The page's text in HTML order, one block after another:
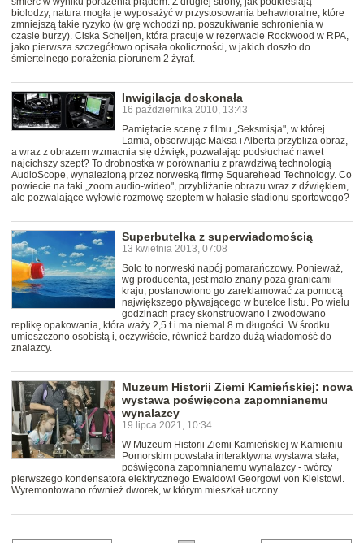
biolodzy, natura mogła je wyposażyć w przystosowania behawioralne, które
zmniejszą takie ryzyko (w grę wchodzi np. poszukiwanie schronienia w
czasie burzy). Ciska Scheijen, która pracuje w rezerwacie Rockwood w RPA,
jako pierwsza szczegółowo opisała okoliczności, w jakich doszło do
śmiertelnego porażenia piorunem 2 żyraf.
Inwigilacja doskonała
16 października 2010, 13:43
Pamiętacie scenę z filmu „Seksmisja", w której
Lamia, obserwując Maksa i Alberta przybliża obraz,
a wraz z obrazem wzmacnia się dźwięk, pozwalając podsłuchać nawet
najcichszy szept? To drobnostka w porównaniu z prawdziwą technologią
AudioScope, wynalezioną przez norweską firmę Squarehead Technology. Co
powiecie na taki „zoom audio-wideo", przybliżanie obrazu wraz z dźwiękiem,
ale pozwalające wyłowić rozmowę szeptem w hałasie stadionu sportowego?
Superbutelka z superwiadomością
13 kwietnia 2013, 07:08
Solo to norweski napój pomarańczowy. Ponieważ,
wg producenta, jest mało znany poza granicami
kraju, postanowiono go zareklamować za pomocą
największego pływającego w butelce listu. Po wielu
godzinach pracy skonstruowano i zwodowano
replikę opakowania, która waży 2,5 t i ma niemal 8 m długości. W środku
umieszczono osobistą i, oczywiście, również bardzo dużą wiadomość do
znalazcy.
Muzeum Historii Ziemi Kamieńskiej: nowa
wystawa poświęcona zapomnianemu
wynalazcy
19 lipca 2021, 10:34
W Muzeum Historii Ziemi Kamieńskiej w Kamieniu
Pomorskim powstała interaktywna wystawa stała,
poświęcona zapomnianemu wynalazcy - twórcy
pierwszego kondensatora elektrycznego Ewaldowi Georgowi von Kleistowi.
Wyremontowano również dworek, w którym mieszkał uczony.